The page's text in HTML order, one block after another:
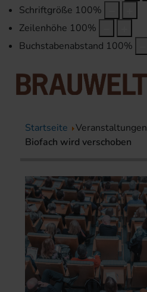
Schriftgröße 100%
Zeilenhöhe 100%
Buchstabenabstand 100%
Startseite Veranstaltungen
Biofach wird verschoben